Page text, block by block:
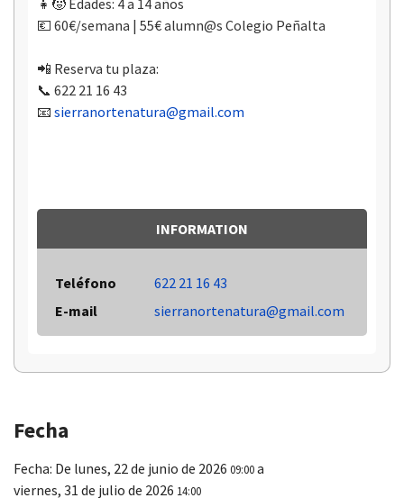
💶 60€/semana | 55€ alumn@s Colegio Peñalta
📲 Reserva tu plaza:
📞 622 21 16 43
📧 sierranortenatura@gmail.com
INFORMATION
Teléfono
622 21 16 43
E-mail
sierranortenatura@gmail.com
Fecha
Fecha: De lunes, 22 de junio de 2026 09:00a
viernes, 31 de julio de 2026 14:00